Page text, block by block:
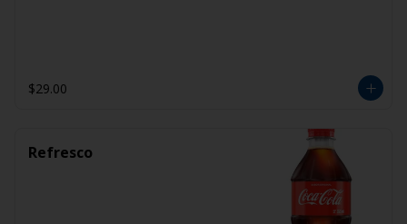
$29.00
Refresco